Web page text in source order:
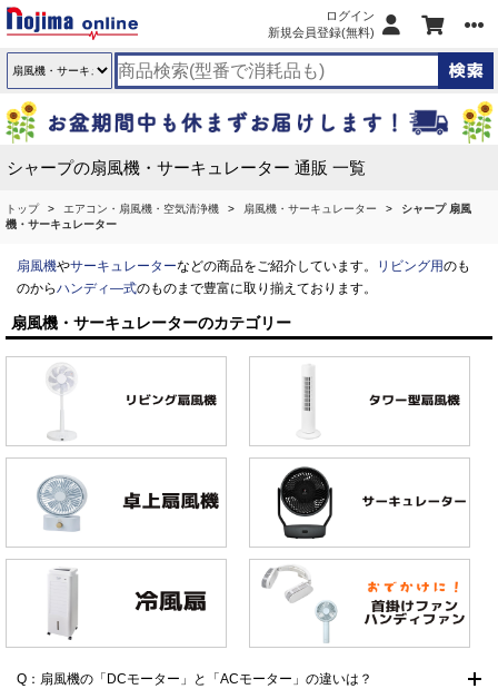
ログイン
新規会員登録(無料)
シャープの扇風機・サーキュレーター 通販 一覧
トップ エアコン・扇風機・空気清浄機 扇風機・サーキュレーター
シャープ 扇風
機・サーキュレーター
扇風機やサーキュレーターなどの商品をご紹介しています。 リビング用のも
のからハンディ―式のものまで豊富に取り揃えております。
扇風機・サーキュレーターのカテゴリー
Q：扇風機の「DCモーター」と「ACモーター」の違いは？